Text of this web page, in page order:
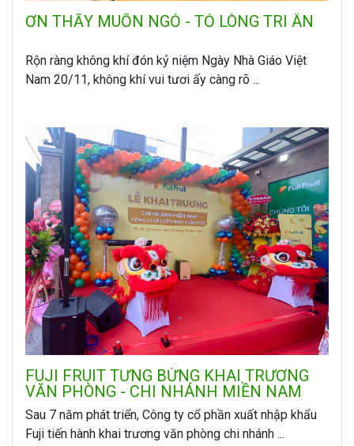
ƠN THẦY MUỐN NGỎ - TỎ LÒNG TRI ÂN
Rộn ràng không khí đón kỷ niệm Ngày Nhà Giáo Việt
Nam 20/11, không khí vui tươi ấy càng rõ ...
FUJI FRUIT TƯNG BỪNG KHAI TRƯƠNG
VĂN PHÒNG - CHI NHÁNH MIỀN NAM
Sau 7 năm phát triển, Công ty cổ phần xuất nhập khẩu
Fuji tiến hành khai trương văn phòng chi nhánh ...